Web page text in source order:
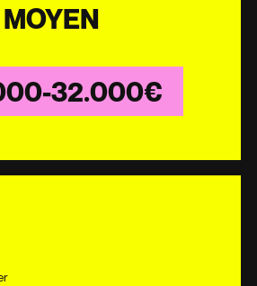
32.000€